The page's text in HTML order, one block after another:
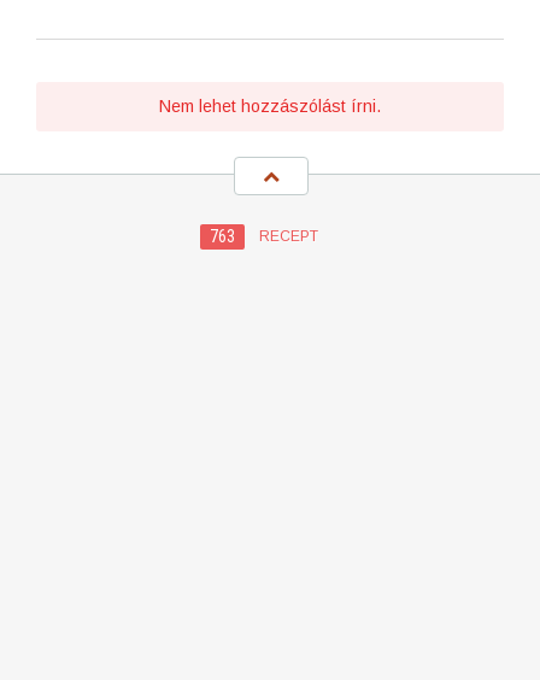
Nem lehet hozzászólást írni.
763 RECEPT